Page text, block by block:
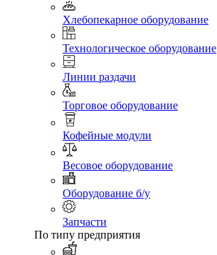
Хлебопекарное оборудование
Технологическое оборудование
Линии раздачи
Торговое оборудование
Кофейные модули
Весовое оборудование
Оборудование б/у
Запчасти
По типу предприятия